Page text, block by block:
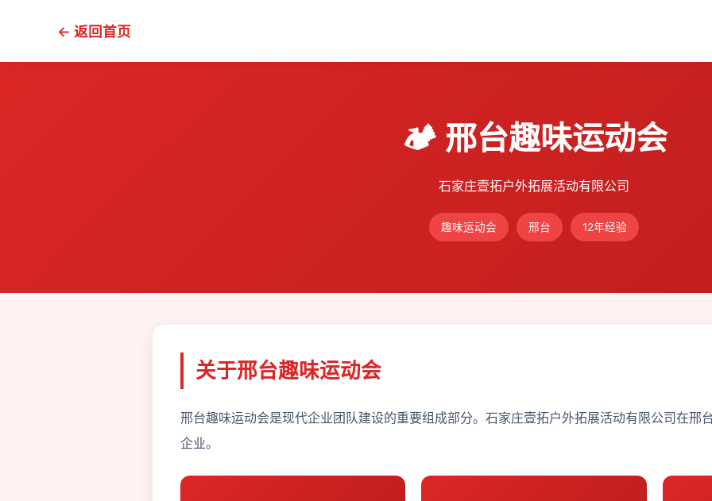
← 返回首页
🏕️ 邢台趣味运动会
石家庄壹拓户外拓展活动有限公司
趣味运动会 邢台 12年经验
关于邢台趣味运动会
邢台趣味运动会是现代企业团队建设的重要组成部分。石家庄壹拓户外拓展活动有限公司在邢
企业。